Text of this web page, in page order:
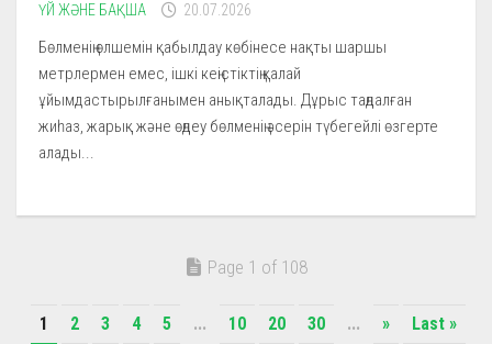
ҮЙ ЖӘНЕ БАҚША 20.07.2026
Бөлменің өлшемін қабылдау көбінесе нақты шаршы
метрлермен емес, ішкі кеңістіктің қалай
ұйымдастырылғанымен анықталады. Дұрыс таңдалған
жиһаз, жарық және өңдеу бөлменің әсерін түбегейлі өзгерте
алады...
Page 1 of 108
1 2 3 4 5 ... 10 20 30 ... » Last »